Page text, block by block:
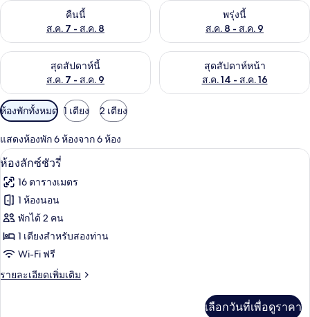
คืนนี้
ส.ค. 7 - ส.ค. 8
ตรวจสอบจำนวนห้องพักว่างในคืนนี้ ส.ค. 7 - ส.ค. 8พรุ่งนี้
ส.ค. 8 - ส.ค. 9
ตรวจสอบจำนวนห้องพักว่างใน
สุดสัปดาห์นี้
ส.ค. 7 - ส.ค. 9
ตรวจสอบจำนวนห้องพักว่างในสุดสัปดาห์นี้ ส.ค. 7 - ส.ค. 9
สุดสัปดาห์หน้า
ส.ค. 14 - ส.ค. 16
ตรวจสอบจำนวนห้องพักว่างใน
ตัว
กรอง
ที่
มี
ให้
สำหรับ
ห้อง
พัก
ห้องพักทั้งหมด 1 เตียง 2 เตียง
แสดงห้องพัก 6 ห้องจาก 6 ห้อง
เปิด
ภาพถ่าย
ทั้งหมด
ของ
ห้อง
ลัก
ซ์ชัว
ห้องลักซ์ชัวรี่ | ตู้นิรภัยในห้องพัก, Wi-
17
ห้องลักซ์ชัวรี่
16 ตารางเมตร
1 ห้องนอน
พักได้ 2 คน
1 เตียงสำหรับสองท่าน
Wi-Fi ฟรี
รายละเอียดเพิ่มเติม
ราย
เลือกวันที่เพื่อดูราคา